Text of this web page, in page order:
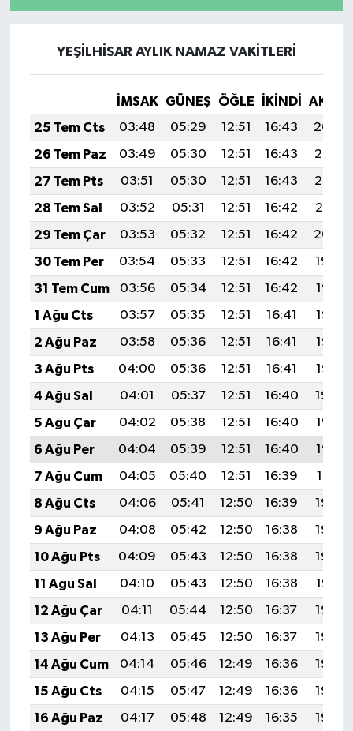
YEŞİLHİSAR AYLIK NAMAZ VAKITLERI
İMSAK GÜNEŞ ÖĞLE İKINDI
25 Tem Cts
03:48 05:29 12:51 16:43
20:04
26 Tem Paz
03:49 05:30 12:51 16:43
20:03
27 Tem Pts
03:51 05:30 12:51 16:43
20:02
28 Tem Sal
03:52 05:31 12:51 16:42
20:01
29 Tem Çar
03:53 05:32 12:51 16:42
20:00
30 Tem Per
03:54 05:33 12:51 16:42
19:59
31 Tem Cum
03:56 05:34 12:51 16:42
19:58
1 Ağu Cts
03:57 05:35 12:51 16:41
19:58
2 Ağu Paz
03:58 05:36 12:51 16:41
19:57
3 Ağu Pts
04:00 05:36 12:51 16:41
19:56
4 Ağu Sal
04:01 05:37 12:51 16:40
19:54
5 Ağu Çar
04:02 05:38 12:51 16:40
19:53
6 Ağu Per
04:04 05:39 12:51 16:40
19:52
7 Ağu Cum
04:05 05:40 12:51 16:39
19:51
8 Ağu Cts
04:06 05:41 12:50 16:39
19:50
9 Ağu Paz
04:08 05:42 12:50 16:38
19:49
10 Ağu Pts
04:09 05:43 12:50 16:38
19:48
11 Ağu Sal
04:10 05:43 12:50 16:38
19:47
12 Ağu Çar
04:11 05:44 12:50 16:37
19:45
13 Ağu Per
04:13 05:45 12:50 16:37
19:44
14 Ağu Cum
04:14 05:46 12:49 16:36
19:43
15 Ağu Cts
04:15 05:47 12:49 16:36
19:42
16 Ağu Paz
04:17 05:48 12:49 16:35
19:40